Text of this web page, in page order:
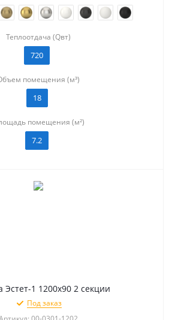
Теплоотдача (Qвт)
720
помещения (м³)
18
помещения (м²)
7.2
Эстет-1 1200х90 2 секции
Под заказ